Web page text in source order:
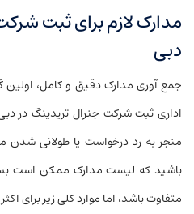
مدارک لازم برای ثبت
دبی
جمع آوری مدارک دقیق و کامل، اولین
اداری ثبت شرکت جنرال تریدینگ در
منجر به رد درخواست یا طولانی شدن
باشید که لیست مدارک ممکن است
متفاوت باشد، اما موارد کلی زیر برای